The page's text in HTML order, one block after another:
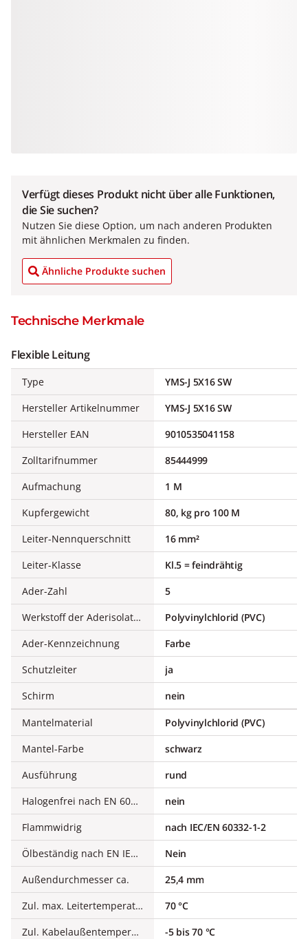
Verfügt dieses Produkt nicht über alle Funktionen,
die Sie suchen?
Nutzen Sie diese Option, um nach anderen Produkten
mit ähnlichen Merkmalen zu finden.
Ähnliche Produkte suchen
Technische Merkmale
Flexible Leitung
Type
YMS-J 5X16 SW
Hersteller Artikelnummer
YMS-J 5X16 SW
Hersteller EAN
9010535041158
Zolltarifnummer
85444999
Aufmachung
1 M
Kupfergewicht
80, kg pro 100 M
Leiter-Nennquerschnitt
16 mm²
Leiter-Klasse
Kl.5 = feindrähtig
Ader-Zahl
5
Werkstoff der Aderisolation
Polyvinylchlorid (PVC)
Ader-Kennzeichnung
Farbe
Schutzleiter
ja
Schirm
nein
Mantelmaterial
Polyvinylchlorid (PVC)
Mantel-Farbe
schwarz
Ausführung
rund
Halogenfrei nach EN 60754-1/2
nein
Flammwidrig
nach IEC/EN 60332-1-2
Ölbeständig nach EN IEC 60811-404
Nein
Außendurchmesser ca.
25,4 mm
Zul. max. Leitertemperatur
70 °C
Zul. Kabelaußentemperatur bei Montage/Handling
-5 bis 70 °C